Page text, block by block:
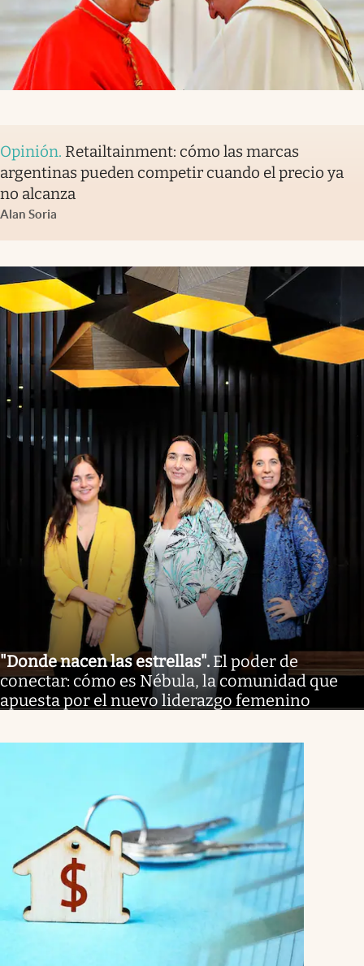
Opinión. Retailtainment: cómo las marcas
argentinas pueden competir cuando el precio ya
no alcanza
Alan Soria
"Donde nacen las estrellas". El poder de
conectar: cómo es Nébula, la comunidad que
apuesta por el nuevo liderazgo femenino